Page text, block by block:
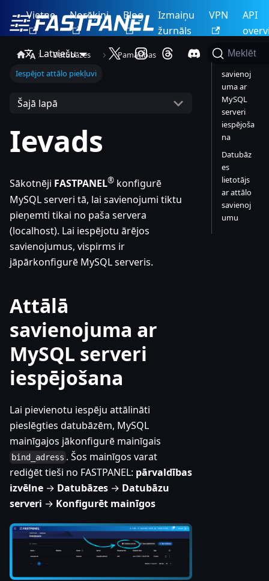
Vietne Norēķini Blog
Izmaiņu
žurnāls
VPN
API
Latviešu
Meklēt
Datubāzes
Pamācības
Iespējot attālo piekļuvi
Šajā lapā
Ievads
Sākotnēji FASTPANEL® konfigurē
MySQL serveri tā, lai savienojumi tiktu
pieņemti tikai no paša servera
(localhost). Lai iespējotu ārējos
savienojumus, vispirms ir
jāpārkonfigurē MySQL serveris.
Attālā
savienojuma ar
MySQL serveri
iespējošana
Lai pievienotu iespēju attālināti
pieslēgties datubāzēm, MySQL
mainīgajos jākonfigurē mainīgais
bind_adress . Šos mainīgos varat
rediģēt tieši no FASTPANEL: pārvaldības
izvēlne → Datubāzes → Datubāzu
serveri → Konfigurēt mainīgos
Attālā
savienoj
uma ar
MySQL
serveri
iespējoša
na
Datubāz
es
lietotājs
ar attālo
savienoj
umu